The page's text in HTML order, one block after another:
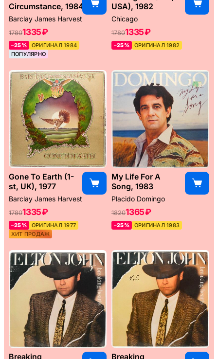
Circumstance, 1984
Barclay James Harvest
17801335 ₽
–25%
ОРИГИНАЛ 1984
ПОПУЛЯРНО
USA), 1982
Chicago
17801335 ₽
–25% ОРИГИНАЛ 1982
Gone To Earth (1-
st, UK), 1977
Barclay James Harvest
17801335 ₽
–25%
ОРИГИНАЛ 1977
ХИТ ПРОДАЖ
My Life For A
Song, 1983
Placido Domingo
18201365 ₽
–25% ОРИГИНАЛ 1983
Breaking
Breaking